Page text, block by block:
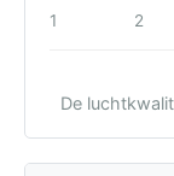
1 2
De